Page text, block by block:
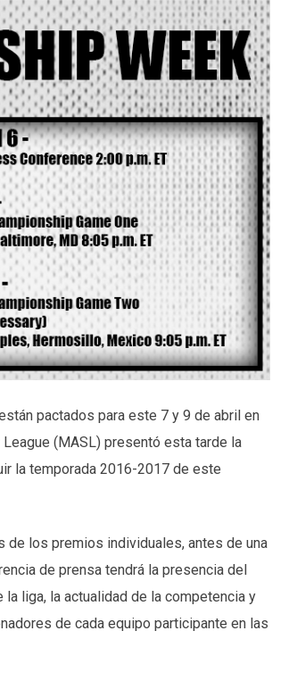
pactados para este 7 y 9 de abril en
(MASL) presentó esta tarde la
la temporada 2016-2017 de este
de los premios individuales, antes de una
de prensa tendrá la presencia del
liga, la actualidad de la competencia y
de cada equipo participante en las